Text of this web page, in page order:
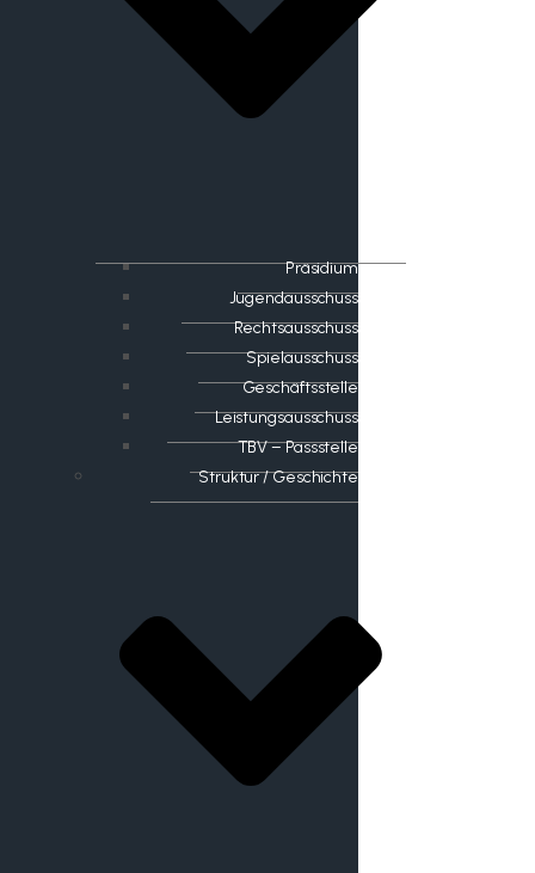
Präsidium
Jugendausschuss
Rechtsausschuss
Spielausschuss
Geschäftsstelle
Leistungsausschuss
TBV – Passstelle
Struktur / Geschichte